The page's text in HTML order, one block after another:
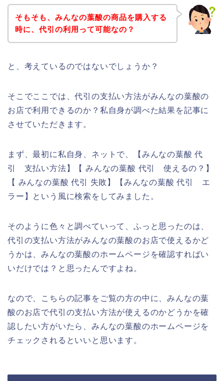
そもそも、みんなの葉酸の商品を購入する
時に、代引の利用って可能なの？
と、考えているのではないでしょうか？
そこでここでは、代引の支払い方法がみんなの葉酸の
お店で利用できるのか？私自身が調べた結果を記事に
させていただきます。
まず、最初に私自身、ネットで、【みんなの葉酸 代
引 支払い方法】【 みんなの葉酸 代引 使えるの？】
【 みんなの葉酸 代引 失敗】【みんなの葉酸 代引 エ
ラー】という風に検索をしてみました。
そのように色々と調べていって、ふっと思ったのは、
代引の支払い方法がみんなの葉酸のお店で使えるかど
うかは、みんなの葉酸のホームページを確認すればい
いだけでは？と思ったんですよね。
なので、こちらの記事をご覧の方の中に、みんなの葉
酸のお店で代引の支払い方法が使えるのかどうかを確
認したい方がいたら、みんなの葉酸のホームページを
チェックされるといいと思います。